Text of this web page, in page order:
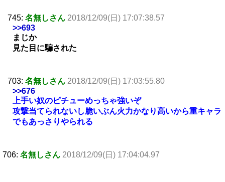
745: 名無しさん 2018/12/09(日) 17:07:38.57
>>693
まじか
見た目に騙された
703: 名無しさん 2018/12/09(日) 17:03:55.80
>>676
上手い奴のピチューめっちゃ強いぞ
攻撃当てられないし脆いぶん火力かなり高いから重キャラ
でもあっさりやられる
706: 名無しさん 2018/12/09(日) 17:04:04.97